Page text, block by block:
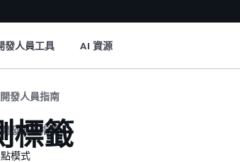
發人員工具 AI 資源
開發人員指南
開發人員指南
標籤
模式